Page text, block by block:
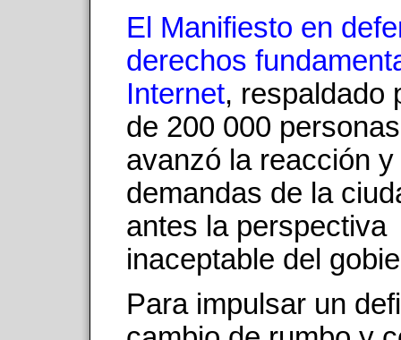
El Manifiesto en
derechos
Internet, respaldado
de 200 000
avanzó la reacción y
demandas de la
antes la perspectiva
inaceptable del
Para impulsar un